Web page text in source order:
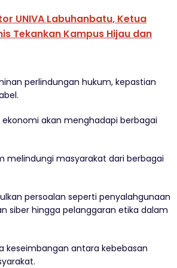
UNIVA Labuhanbatu, Ketua
Tekankan Kampus Hijau dan
perlindungan hukum, kepastian
akan menghadapi berbagai
melindungi masyarakat dari berbagai
persoalan seperti penyalahgunaan
siber hingga pelanggaran etika dalam
keseimbangan antara kebebasan